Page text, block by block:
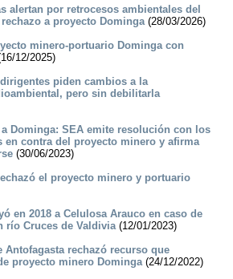
alertan por retrocesos ambientales del
a proyecto Dominga(28/03/2026)
minero-portuario Dominga con
12/2025)
piden cambios a la
pero sin debilitarla
Dominga: SEA emite resolución con los
en contra del proyecto minero y afirma
(30/06/2023)
el proyecto minero y portuario
en 2018 a Celulosa Arauco en caso de
río Cruces de Valdivia(12/01/2023)
Antofagasta rechazó recurso que
proyecto minero Dominga(24/12/2022)